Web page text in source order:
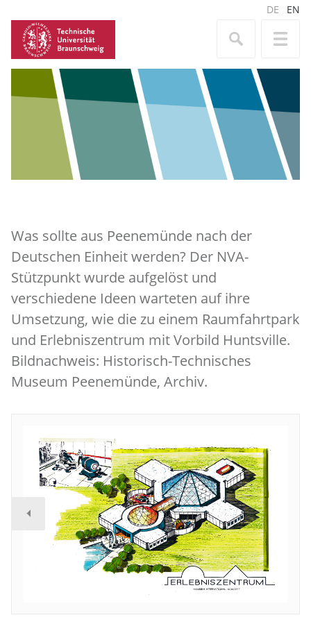
DE EN
Was sollte aus Peenemünde nach der
Deutschen Einheit werden? Der NVA-
Stützpunkt wurde aufgelöst und
verschiedene Ideen warteten auf ihre
Umsetzung, wie die zu einem Raumfahrtpark
und Erlebniszentrum mit Vorbild Huntsville.
Bildnachweis: Historisch-Technisches
Museum Peenemünde, Archiv.